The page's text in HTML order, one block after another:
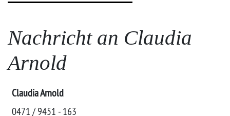
Gärtnern & Ackern
Stäwog Strom
Engagement
News & Veranstaltungen
Projekte
Nachricht an Claudia
Arnold
Claudia Arnold
0471 / 9451 - 163